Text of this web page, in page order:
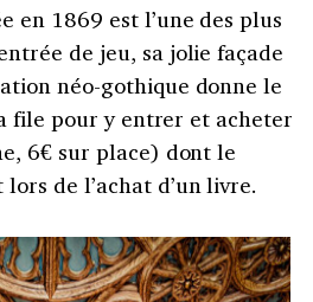
en 1869 est l’une des plus
de jeu, sa jolie façade
néo-gothique donne le
file pour y entrer et acheter
6€ sur place) dont le
de l’achat d’un livre.